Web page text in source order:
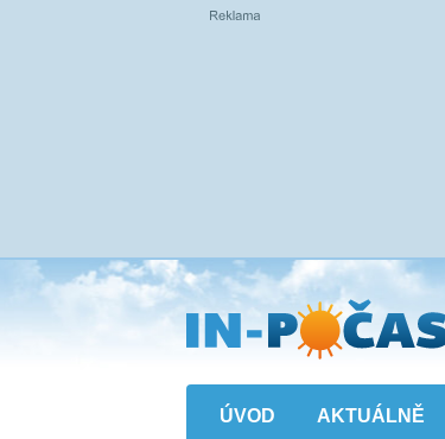
Přejít
na
hlavní
obsah
ÚVOD AKTUÁLNĚ